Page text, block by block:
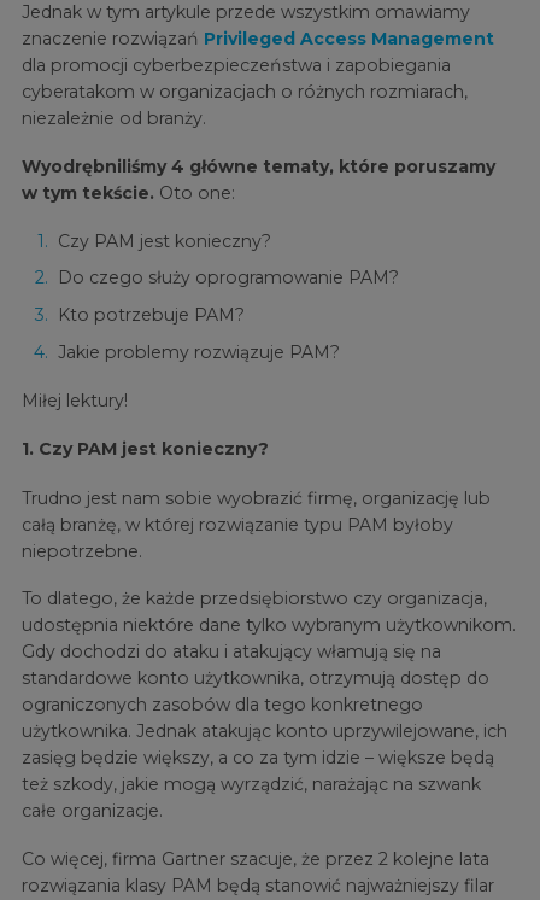
Jednak w tym artykule przede wszystkim omawiamy
znaczenie rozwiązań Privileged Access Management
dla promocji cyberbezpieczeństwa i zapobiegania
cyberatakom w organizacjach o różnych rozmiarach,
niezależnie od branży.
Wyodrębniliśmy 4 główne tematy, które poruszamy
w tym tekście. Oto one:
Czy PAM jest konieczny?
Do czego służy oprogramowanie PAM?
Kto potrzebuje PAM?
Jakie problemy rozwiązuje PAM?
Miłej lektury!
1. Czy PAM jest konieczny?
Trudno jest nam sobie wyobrazić firmę, organizację lub
całą branżę, w której rozwiązanie typu PAM byłoby
niepotrzebne.
To dlatego, że każde przedsiębiorstwo czy organizacja,
udostępnia niektóre dane tylko wybranym użytkownikom.
Gdy dochodzi do ataku i atakujący włamują się na
standardowe konto użytkownika, otrzymują dostęp do
ograniczonych zasobów dla tego konkretnego
użytkownika. Jednak atakując konto uprzywilejowane, ich
zasięg będzie większy, a co za tym idzie – większe będą
też szkody, jakie mogą wyrządzić, narażając na szwank
całe organizacje.
Co więcej, firma Gartner szacuje, że przez 2 kolejne lata
rozwiązania klasy PAM będą stanowić najważniejszy filar